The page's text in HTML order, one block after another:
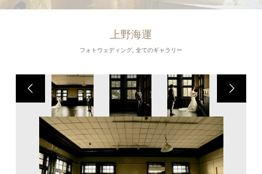
上野海運
フォトウェディング, 全てのギャラリー